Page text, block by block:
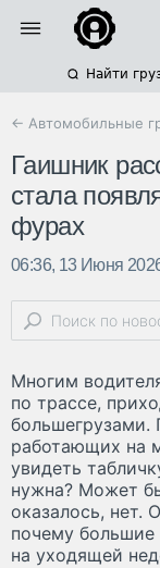
Найти
← Автомобильные
Гаишник
стала
фурах
06:36, 13 Июня
Многим
по трассе,
большегрузами.
работающих на
увидеть
нужна? Может
оказалось, нет.
почему большие
на уходящей